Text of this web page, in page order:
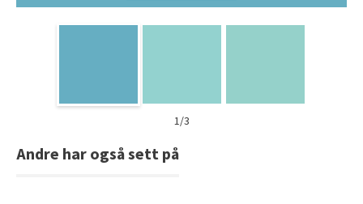
1/3
Andre har også sett på